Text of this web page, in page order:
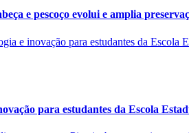
e pescoço evolui e amplia
para estudantes da Escola